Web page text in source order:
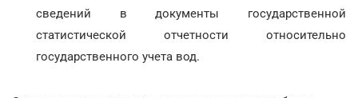
сведений в документы государственной
статистической отчетности относительно
государственного учета вод.